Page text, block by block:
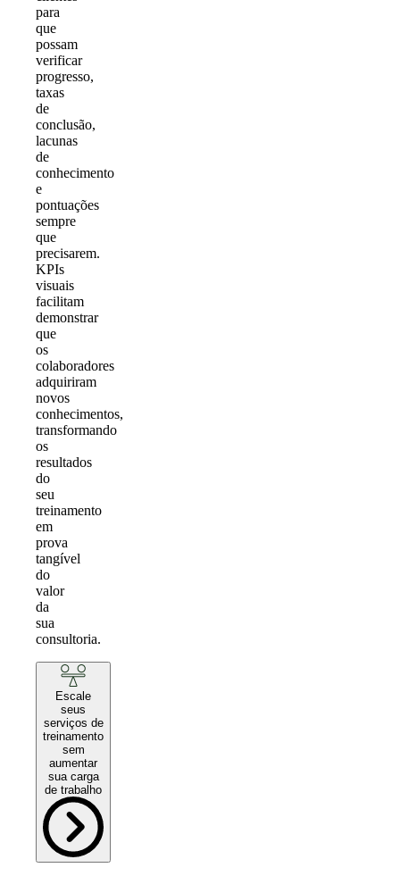
para
que
possam
verificar
progresso,
taxas
de
conclusão,
lacunas
de
conhecimento
e
pontuações
sempre
que
precisarem.
KPIs
visuais
facilitam
demonstrar
que
os
colaboradores
adquiriram
novos
conhecimentos,
transformando
os
resultados
do
seu
treinamento
em
prova
tangível
do
valor
da
sua
consultoria.
Escale
seus
serviços de
treinamento
sem
aumentar
sua carga
de trabalho